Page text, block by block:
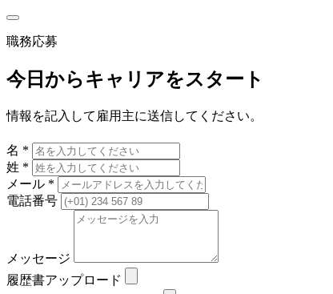
職務応募
今日からキャリアをスタート
情報を記入して雇用主に送信してください。
名 *
姓 *
メール *
電話番号
メッセージ
履歴書アップロード